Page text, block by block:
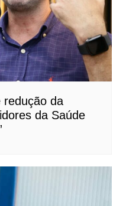
redução da
da Saúde